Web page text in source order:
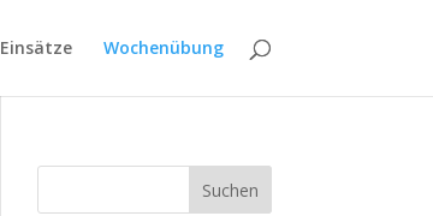
Einsätze Wochenübung
Suchen